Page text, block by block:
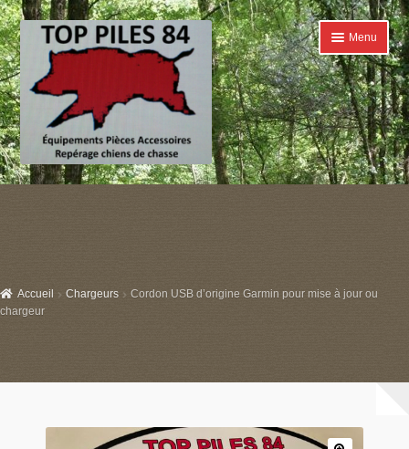
Aller
à
la
navigation
Aller
au
contenu
Menu
Accueil
Conditions générales de ventes
Accueil Chargeurs
Cordon USB d’origine Garmin pour mise à jour ou
chargeur